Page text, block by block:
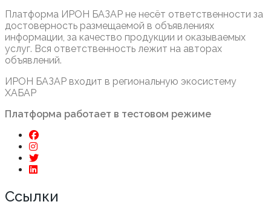
Платформа ИРОН БАЗАР не несёт ответственности за
достоверность размещаемой в объявлениях
информации, за качество продукции и оказываемых
услуг. Вся ответственность лежит на авторах
объявлений.
ИРОН БАЗАР входит в региональную экосистему
ХАБАР
Платформа работает в тестовом режиме
Ссылки